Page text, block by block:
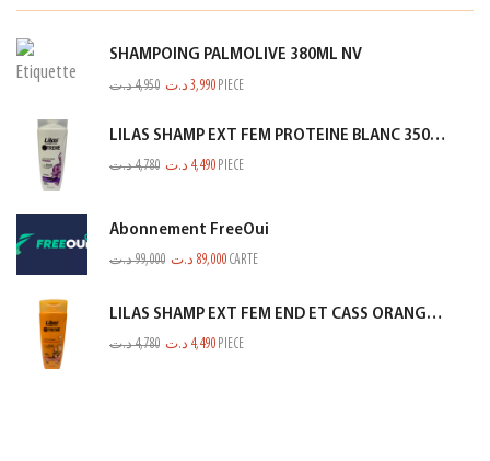
SHAMPOING PALMOLIVE 380ML NV
4,950د.ت 3,990 د.ت PIECE
LILAS SHAMP EXT FEM PROTEINE BLANC 350ML
4,780د.ت 4,490 د.ت PIECE
Abonnement FreeOui
99,000د.ت 89,000 د.ت CARTE
LILAS SHAMP EXT FEM END ET CASS ORANGE 350ML
4,780د.ت 4,490 د.ت PIECE